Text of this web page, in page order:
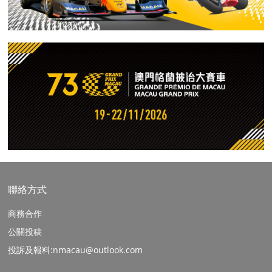
聯絡方式
商務合作
公關投稿
投訴及報料:nmacau@outlook.com